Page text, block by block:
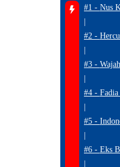
#1 - Nus
|
#2 -
|
#3 -
|
#4 -
|
#5 -
|
#6 - Eks
|